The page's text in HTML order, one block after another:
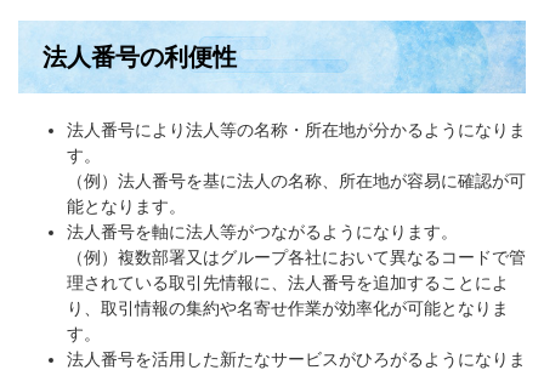
法人番号の利便性
法人番号により法人等の名称・所在地が分かるようになりま
す。
（例）法人番号を基に法人の名称、所在地が容易に確認が可
能となります。
法人番号を軸に法人等がつながるようになります。
（例）複数部署又はグループ各社において異なるコードで管
理されている取引先情報に、法人番号を追加することによ
り、取引情報の集約や名寄せ作業が効率化が可能となりま
す。
法人番号を活用した新たなサービスがひろがるようになりま